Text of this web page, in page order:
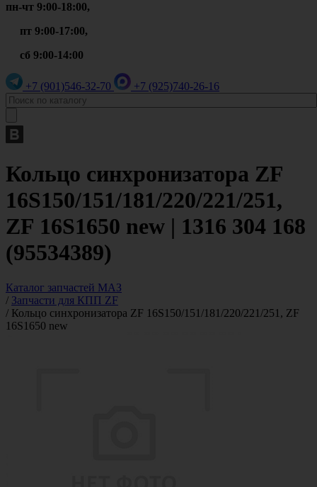
пн-чт 9:00-18:00,
пт 9:00-17:00,
сб 9:00-14:00
+7 (901)546-32-70 +7 (925)740-26-16
Кольцо синхронизатора ZF
16S150/151/181/220/221/251,
ZF 16S1650 new | 1316 304 168
(95534389)
Каталог запчастей МАЗ
/ Запчасти для КПП ZF
/ Кольцо синхронизатора ZF 16S150/151/181/220/221/251, ZF
16S1650 new